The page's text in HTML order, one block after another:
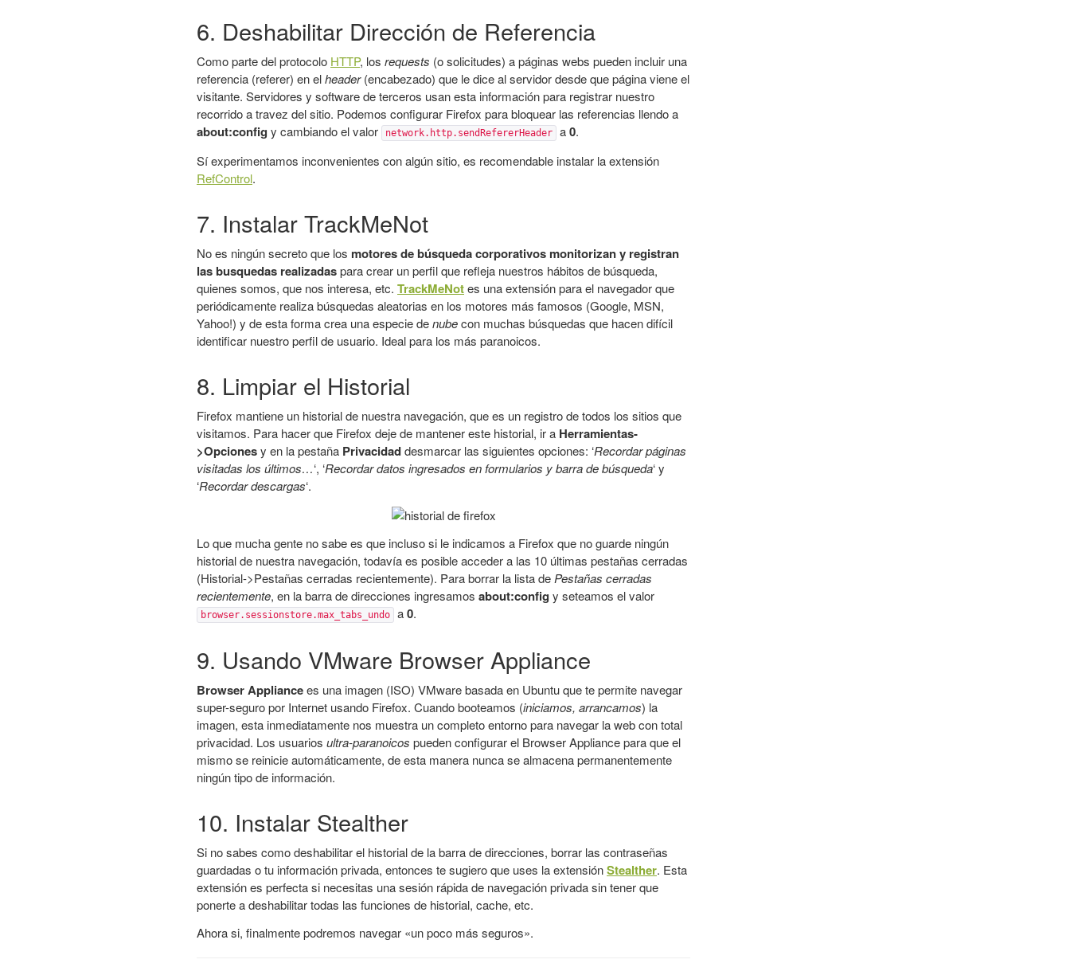
6. Deshabilitar Dirección de Referencia
Como parte del protocolo HTTP, los requests (o solicitudes) a páginas webs pueden incluir una
referencia (referer) en elheader(encabezado) que le dice al servidor desde que página viene el
visitante. Servidores y software de terceros usan esta información para registrar nuestro
recorrido a travez del sitio. Podemos configurar Firefox para bloquear las referencias llendo a
about:config y cambiando el valor network.http.sendRefererHeader a0.
Sí experimentamos inconvenientes con algún sitio, es recomendable instalar la extensión
RefControl.
7. Instalar TrackMeNot
No es ningún secreto que los motores de búsqueda corporativos monitorizan y registran
las busquedas realizadaspara crear un perfil que refleja nuestros hábitos de búsqueda,
quienes somos, que nos interesa, etc. TrackMeNotes una extensión para el navegador que
periódicamente realiza búsquedas aleatorias en los motores más famosos (Google, MSN,
Yahoo!) y de esta forma crea una especie denubecon muchas búsquedas que hacen difícil
identificar nuestro perfil de usuario. Ideal para los más paranoicos.
8. Limpiar el Historial
Firefox mantiene un historial de nuestra navegación, que es un registro de todos los sitios que
visitamos. Para hacer que Firefox deje de mantener este historial, ir a Herramientas-
>Opcionesy en la pestaña Privacidaddesmarcar las siguientes opciones: ‘Recordar páginas
visitadas los últimos…‘, ‘Recordar datos ingresados en formularios y barra de búsqueda‘ y
‘Recordar descargas‘.
Lo que mucha gente no sabe es que incluso si le indicamos a Firefox que no guarde ningún
historial de nuestra navegación, todavía es posible acceder a las 10 últimas pestañas cerradas
(Historial->Pestañas cerradas recientemente). Para borrar la lista de Pestañas cerradas
recientemente, en la barra de direcciones ingresamos about:config y seteamos el valor
browser.sessionstore.max_tabs_undo a0.
9. Usando VMware Browser Appliance
Browser Appliancees una imagen (ISO) VMware basada en Ubuntu que te permite navegar
super-seguro por Internet usando Firefox. Cuando booteamos (iniciamos, arrancamos) la
imagen, esta inmediatamente nos muestra un completo entorno para navegar la web con total
privacidad. Los usuarios ultra-paranoicos pueden configurar el Browser Appliance para que el
mismo se reinicie automáticamente, de esta manera nunca se almacena permanentemente
ningún tipo de información.
10. Instalar Stealther
Si no sabes como deshabilitar el historial de la barra de direcciones, borrar las contraseñas
guardadas o tu información privada, entonces te sugiero que uses la extensiónStealther. Esta
extensión es perfecta si necesitas una sesión rápida de navegación privada sin tener que
ponerte a deshabilitar todas las funciones de historial, cache, etc.
Ahora si, finalmente podremos navegar «un poco más seguros».